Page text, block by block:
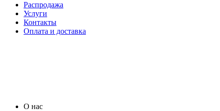
Распродажа
Услуги
Контакты
Оплата и доставка
О нас